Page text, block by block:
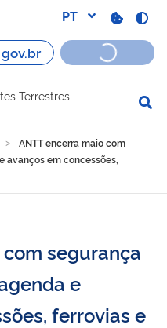
Terrestres -
ANTT encerra maio com
avanços em concessões,
segurança
e
ferrovias e